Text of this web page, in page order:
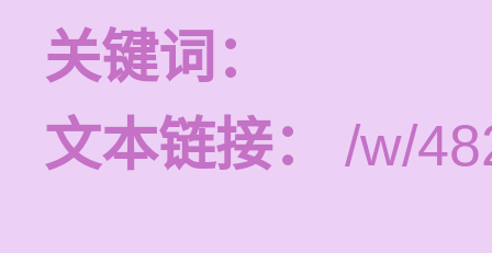
关键词：
文本链接：
/w/